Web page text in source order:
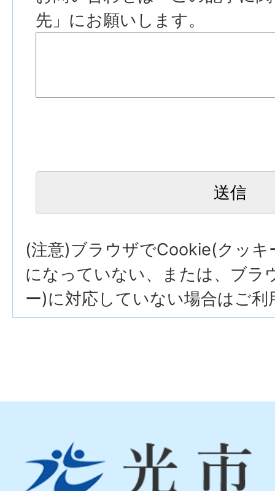
先」にお願いします。
(注意)ブラウザでCookie(クッキ
になっていない、または、ブラ
ー)に対応していない場合はご利
市